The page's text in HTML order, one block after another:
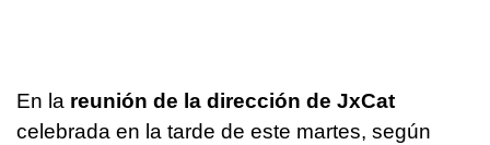
En la reunión de la dirección de JxCat
celebrada en la tarde de este martes, según